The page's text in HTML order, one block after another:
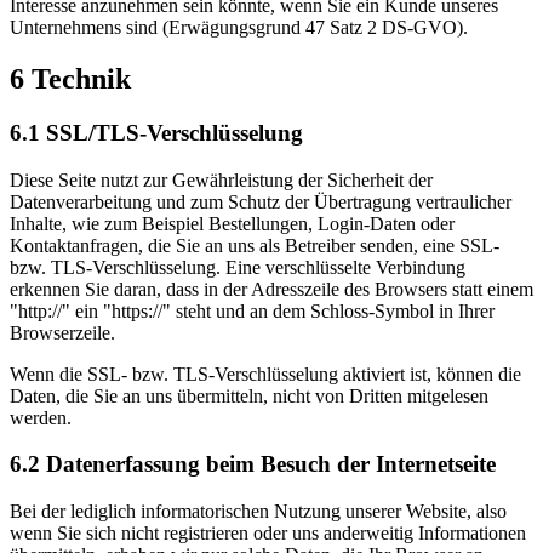
Interesse anzunehmen sein könnte, wenn Sie ein Kunde unseres
Unternehmens sind (Erwägungsgrund 47 Satz 2 DS-GVO).
6 Technik
6.1 SSL/TLS-Verschlüsselung
Diese Seite nutzt zur Gewährleistung der Sicherheit der
Datenverarbeitung und zum Schutz der Übertragung vertraulicher
Inhalte, wie zum Beispiel Bestellungen, Login-Daten oder
Kontaktanfragen, die Sie an uns als Betreiber senden, eine SSL-
bzw. TLS-Verschlüsselung. Eine verschlüsselte Verbindung
erkennen Sie daran, dass in der Adresszeile des Browsers statt einem
"http://" ein "https://" steht und an dem Schloss-Symbol in Ihrer
Browserzeile.
Wenn die SSL- bzw. TLS-Verschlüsselung aktiviert ist, können die
Daten, die Sie an uns übermitteln, nicht von Dritten mitgelesen
werden.
6.2 Datenerfassung beim Besuch der Internetseite
Bei der lediglich informatorischen Nutzung unserer Website, also
wenn Sie sich nicht registrieren oder uns anderweitig Informationen